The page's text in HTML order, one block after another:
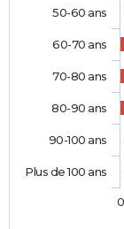
50-60 ans
60-70 ans
70-80 ans
80-90 ans
90-100 ans
Plus de 100 ans
0